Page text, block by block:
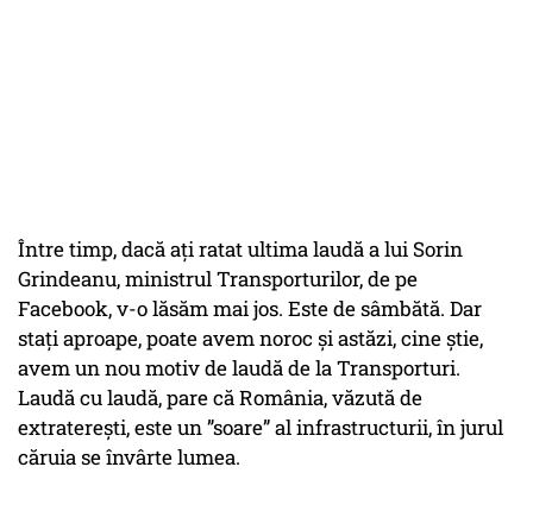
Între timp, dacă ați ratat ultima laudă a lui Sorin
Grindeanu, ministrul Transporturilor, de pe
Facebook, v-o lăsăm mai jos. Este de sâmbătă. Dar
stați aproape, poate avem noroc și astăzi, cine știe,
avem un nou motiv de laudă de la Transporturi.
Laudă cu laudă, pare că România, văzută de
extraterești, este un ”soare” al infrastructurii, în jurul
căruia se învârte lumea.